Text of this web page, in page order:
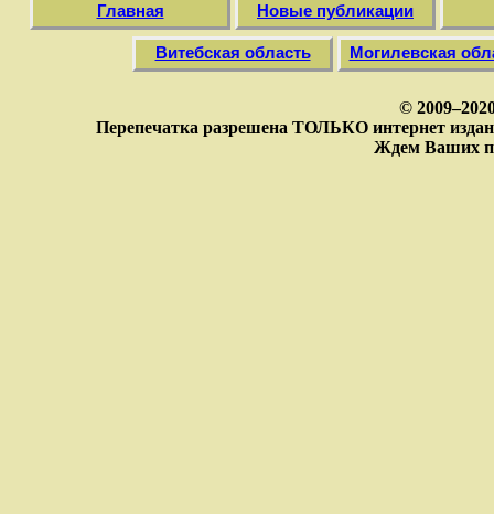
Главная Новые публикации
Витебская область Могилевская
©
Перепечатка разрешена ТОЛЬКО интернет
Ждем Ваших